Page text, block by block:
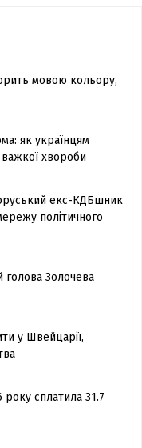
мовою кольору,
як українцям
важкої хвороби
екс-КДБшник
політичного
голова Золочева
у Швейцарії,
року сплатила 31.7